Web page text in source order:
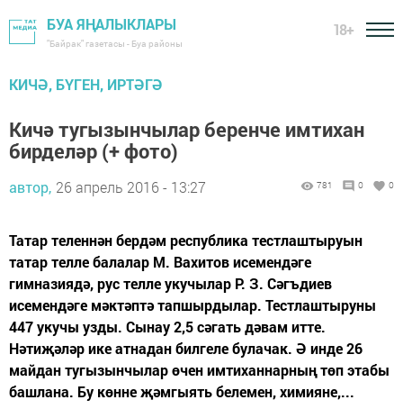
БУА ЯҢАЛЫКЛАРЫ
"Байрак" газетасы - Буа районы
18+
КИЧӘ, БҮГЕН, ИРТӘГӘ
Кичә тугызынчылар беренче имтихан
бирделәр (+ фото)
автор, 26 апрель 2016 - 13:27 781 0 0
Татар теленнән бердәм республика тестлаштыруын
татар телле балалар М. Вахитов исемендәге
гимназиядә, рус телле укучылар Р. З. Сәгъдиев
исемендәге мәктәптә тапшырдылар. Тестлаштыруны
447 укучы узды. Сынау 2,5 сәгать дәвам итте.
Нәтиҗәләр ике атнадан билгеле булачак. Ә инде 26
майдан тугызынчылар өчен имтиханнарның төп этабы
башлана. Бу көнне җәмгыять белемен, химияне,...